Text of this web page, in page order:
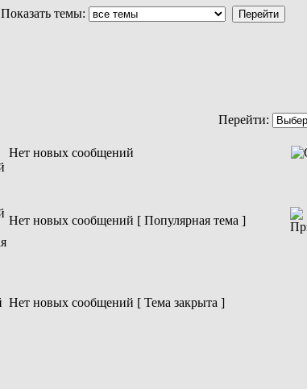
Показать темы:
Перейти:
Нет новых сообщений
Нет новых сообщений [ Популярная тема ]
Нет новых сообщений [ Тема закрыта ]